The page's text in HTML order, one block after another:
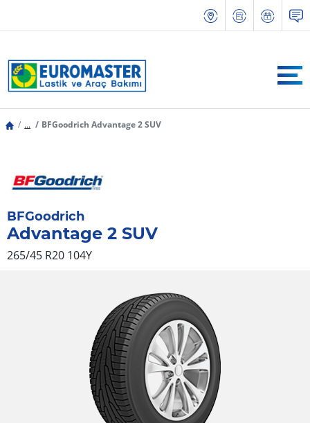
... BFGoodrich Advantage 2 SUV
BFGoodrich
Advantage 2 SUV
265/45 R20 104Y